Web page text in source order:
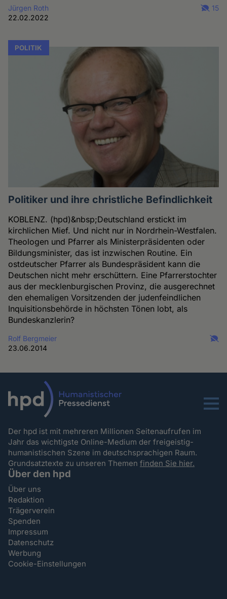
Jürgen Roth
22.02.2022
15
POLITIK
Politiker und ihre christliche Befindlichkeit
KOBLENZ. (hpd)&nbsp;Deutschland erstickt im
kirchlichen Mief. Und nicht nur in Nordrhein-Westfalen.
Theologen und Pfarrer als Ministerpräsidenten oder
Bildungsminister, das ist inzwischen Routine. Ein
ostdeutscher Pfarrer als Bundespräsident kann die
Deutschen nicht mehr erschüttern. Eine Pfarrerstochter
aus der mecklenburgischen Provinz, die ausgerechnet
den ehemaligen Vorsitzenden der judenfeindlichen
Inquisitionsbehörde in höchsten Tönen lobt, als
Bundeskanzlerin?
Rolf Bergmeier
23.06.2014
Menu
Der hpd ist mit mehreren Millionen Seitenaufrufen im
Jahr das wichtigste Online-Medium der freigeistig-
humanistischen Szene im deutschsprachigen Raum.
Grundsatztexte zu unseren Themenfinden Sie hier.
Über den hpd
Über uns
Redaktion
Trägerverein
Spenden
Impressum
Datenschutz
Werbung
Cookie-Einstellungen